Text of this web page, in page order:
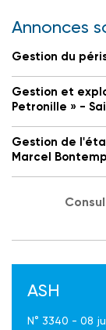
Annonces
Gestion du
Gestion et
Petronille » -
Gestion de
Marcel
ASH
N° 3340 - 08